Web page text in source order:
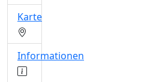
Karte
Informationen